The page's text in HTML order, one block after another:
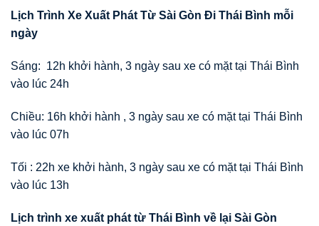
Lịch Trình Xe Xuất Phát Từ Sài Gòn Đi Thái Bình mỗi
ngày
Sáng: 12h khởi hành, 3 ngày sau xe có mặt tại Thái Bình
vào lúc 24h
Chiều: 16h khởi hành , 3 ngày sau xe có mặt tại Thái Bình
vào lúc 07h
Tối : 22h xe khởi hành, 3 ngày sau xe có mặt tại Thái Bình
vào lúc 13h
Lịch trình xe xuất phát từ Thái Bình về lại Sài Gòn